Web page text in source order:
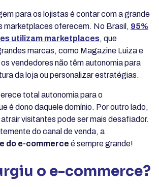
para os lojistas é contar com a grande
marketplaces oferecem. No Brasil, 95%
utilizam marketplaces, que
marcas, como Magazine Luiza e
vendedores não têm autonomia para
da loja ou personalizar estratégias.
total autonomia para o
é dono daquele domínio. Por outro lado,
visitantes pode ser mais desafiador.
do canal de venda, a
do e-commerce é sempre grande!
o e-commerce?